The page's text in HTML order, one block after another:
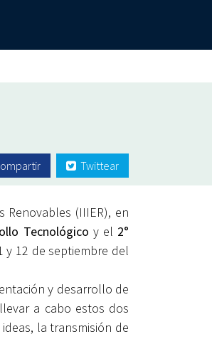
Twittear
Renovables (IIIER), en
Tecnológico y el 2°
y 12 de septiembre del
y desarrollo de
a cabo estos dos
la transmisión de